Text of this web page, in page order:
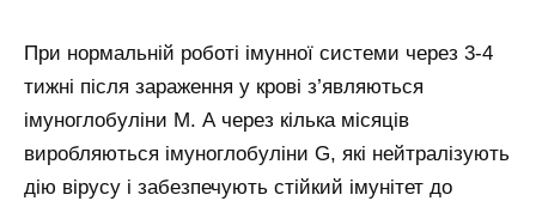
При нормальній роботі імунної системи через 3-4
тижні після зараження у крові з’являються
імуноглобуліни M. А через кілька місяців
виробляються імуноглобуліни G, які нейтралізують
дію вірусу і забезпечують стійкий імунітет до